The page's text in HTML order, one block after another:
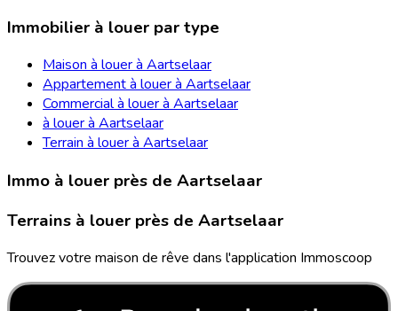
Immobilier à louer par type
Maison à louer à Aartselaar
Appartement à louer à Aartselaar
Commercial à louer à Aartselaar
à louer à Aartselaar
Terrain à louer à Aartselaar
Immo à louer près de Aartselaar
Terrains à louer près de Aartselaar
Trouvez votre maison de rêve dans l'application Immoscoop